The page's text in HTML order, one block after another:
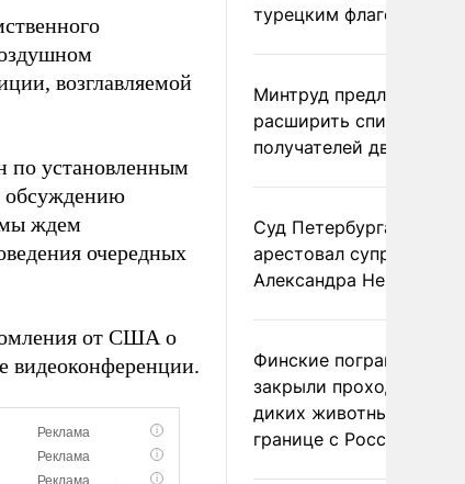
возглавляемой
по установленным
обсуждению
мы ждем
очередных
от США о
видеоконференции.
турецким флагом
Минтруд предложил
расширить список
получателей двух
Суд Петербурга заочно
арестовал супругу
Александра Невзорова
Финские пограничники
закрыли проходы для
диких животных на
границе с Россией